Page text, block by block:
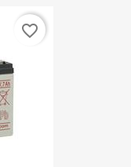
favorite_border